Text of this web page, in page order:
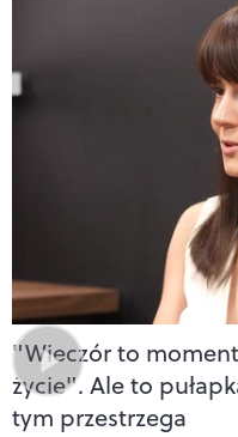
"Wieczór to
życie". Ale to
tym przestrzega